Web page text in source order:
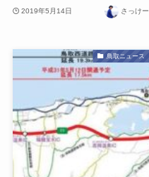
2019年5月14日 さっけー
鳥取ニュース